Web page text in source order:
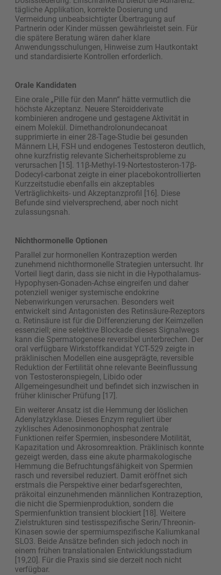
tägliche Applikation, korrekte Dosierung und
Vermeidung unbeabsichtigter Übertragung auf
Partnerin oder Kinder müssen gewährleistet sein. Für
die spätere Beratung wären daher klare
Anwendungsschulungen, Hinweise zum Hautkontakt
und standardisierte Kontrollen erforderlich.
Orale Kandidaten
Eine orale „Pille für den Mann“ hätte vermutlich die
höchste Akzeptanz. Neuere Steroidderivate
kombinieren androgene und gestagene Aktivität in
einem Molekül. Dimethandrolonundecanoat
supprimierte in einer 28-Tage-Studie bei gesunden
Männern LH, FSH und endogenes Testosteron deutlich,
ohne kurzfristig relevante Sicherheitsprobleme zu
verursachen [15]. 11β-Methyl-19-Nortestosteron-17β-
Dodecyl-carbonat zeigte in einer placebokontrollierten
Kurzzeitstudie ebenfalls ein akzeptables
Verträglichkeits- und Akzeptanzprofil [16]. Diese
Befunde sind vielversprechend, aber noch nicht
zulassungsnah.
Nichthormonelle Optionen
Parallel zur hormonellen Kontrazeption werden
zunehmend nichthormonelle Strategien untersucht. Ihr
Vorteil liegt darin, dass sie nicht in die Hypothalamus-
Hypophysen-Gonaden-Achse eingreifen und daher
potenziell weniger systemische endokrine
Nebenwirkungen verursachen. Besonders weit
entwickelt sind Antagonisten des Retinsäure-Rezeptors
α. ­Retin­säure ist für die Differenzierung der Keimzellen
essenziell; eine selektive Blockade dieses Signalwegs
kann die Spermatogenese reversibel unterbrechen. Der
oral verfügbare Wirkstoffkandidat YCT-529 zeigte in
präklinischen Modellen eine ausgeprägte, reversible
Reduktion der Fertilität ohne relevante Beeinflussung
von Testosteronspiegeln, Libido oder
Allgemeingesundheit und befindet sich inzwischen in
früher klinischer Prüfung [17].
Ein weiterer Ansatz ist die Hemmung der löslichen
Adenylatzyklase. Dieses Enzym reguliert über
zyklisches Adenosinmonophosphat zentrale
Funktionen reifer Spermien, insbesondere Motilität,
Kapazitation und Akrosomreaktion. Präklinisch konnte
gezeigt ­werden, dass eine akute pharmakologische
Hemmung die Befruchtungsfähigkeit von Spermien
rasch und reversibel reduziert. Damit eröffnet sich
erstmals die Perspektive einer bedarfsgerechten,
präkoital einzunehmenden männlichen Kontrazeption,
die nicht die Spermienproduktion, sondern die
Spermienfunktion transient blockiert [18]. Weitere
Zielstrukturen sind testisspezifische Serin/Threonin-
Kinasen sowie der spermiumspezifische Kaliumkanal
SLO3. Beide Ansätze befinden sich jedoch noch in
einem frühen translationalen Entwicklungsstadium
[19,20]. Für die Praxis sind sie derzeit noch nicht
verfügbar.